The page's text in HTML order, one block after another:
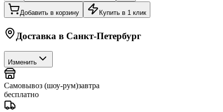
Добавить в корзину Купить в 1 клик
Доставка в Санкт-Петербург
Изменить
Самовывоз (шоу-рум)завтра
бесплатно